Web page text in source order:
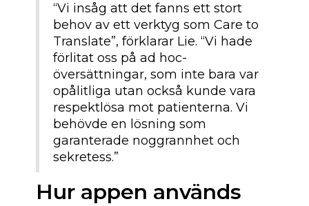
“Vi insåg att det fanns ett stort
behov av ett verktyg som Care to
Translate”, förklarar Lie. “Vi hade
förlitat oss på ad hoc-
översättningar, som inte bara var
opålitliga utan också kunde vara
respektlösa mot patienterna. Vi
behövde en lösning som
garanterade noggrannhet och
sekretess.”
Hur appen används